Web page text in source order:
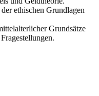
ethischen Grundlagen
Grundsätze